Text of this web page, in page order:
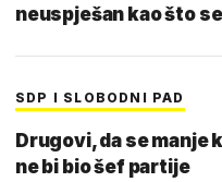
neuspješan kao što
SDP I SLOBODNI PAD
Drugovi, da se manje
ne bi bio šef partije